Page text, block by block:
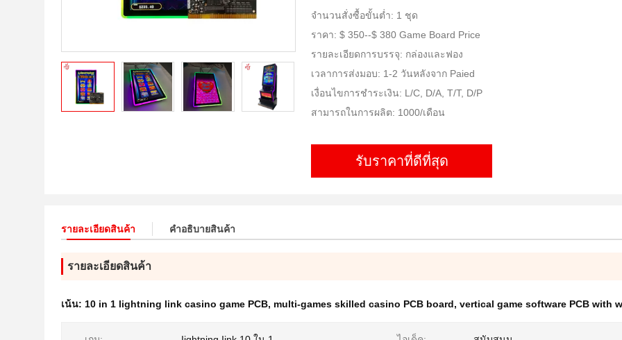
จำนวนสั่งซื้อขั้นต่ำ: 1 ชุด
ราคา: $ 350--$ 380 Game Board Price
รายละเอียดการบรรจุ: กล่องและฟอง
เวลาการส่งมอบ: 1-2 วันหลังจาก Paied
เงื่อนไขการชำระเงิน: L/C, D/A, T/T, D/P
สามารถในการผลิต: 1000/เดือน
รับราคาที่ดีที่สุด
รายละเอียดสินค้า คําอธิบายสินค้า
รายละเอียดสินค้า
เน้น: 10 in 1 lightning link casino game PCB, multi-games skilled casino PCB board, vertical game software PCB with